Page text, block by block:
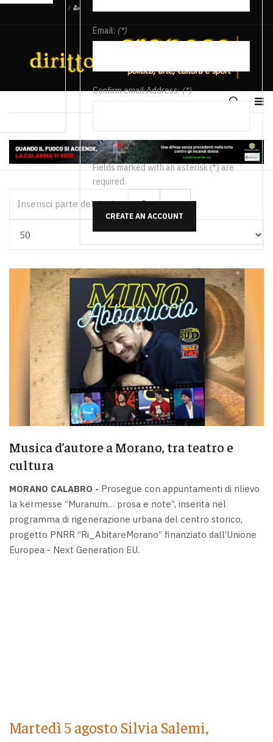
/
Email: (*)
Confirm email Address:(*)
Fields marked with an asterisk (*) are
required.
CREATE AN ACCOUNT
Musica d’autore a Morano, tra teatro e
cultura
MORANO CALABRO - Prosegue con appuntamenti di rilievo
la kermesse “Muranum… prosa e note”, inserita nel
programma di rigenerazione urbana del centro storico,
progetto PNRR “Ri_AbitareMorano” finanziato dall’Unione
Europea - Next Generation EU.
Martedì 5 agosto Silvia Salemi,